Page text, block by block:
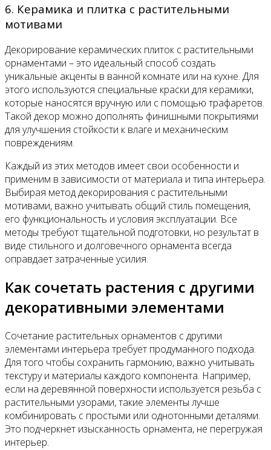
6. Керамика и плитка с растительными
мотивами
Декорирование керамических плиток с растительными
орнаментами – это идеальный способ создать
уникальные акценты в ванной комнате или на кухне. Для
этого используются специальные краски для керамики,
которые наносятся вручную или с помощью трафаретов.
Такой декор можно дополнять финишными покрытиями
для улучшения стойкости к влаге и механическим
повреждениям.
Каждый из этих методов имеет свои особенности и
применим в зависимости от материала и типа интерьера.
Выбирая метод декорирования с растительными
мотивами, важно учитывать общий стиль помещения,
его функциональность и условия эксплуатации. Все
методы требуют тщательной подготовки, но результат в
виде стильного и долговечного орнамента всегда
оправдает затраченные усилия.
Как сочетать растения с другими
декоративными элементами
Сочетание растительных орнаментов с другими
элементами интерьера требует продуманного подхода.
Для того чтобы сохранить гармонию, важно учитывать
текстуру и материалы каждого компонента. Например,
если на деревянной поверхности используется резьба с
растительными узорами, такие элементы лучше
комбинировать с простыми или однотонными деталями.
Это подчеркнет изысканность орнамента, не перегружая
интерьер.